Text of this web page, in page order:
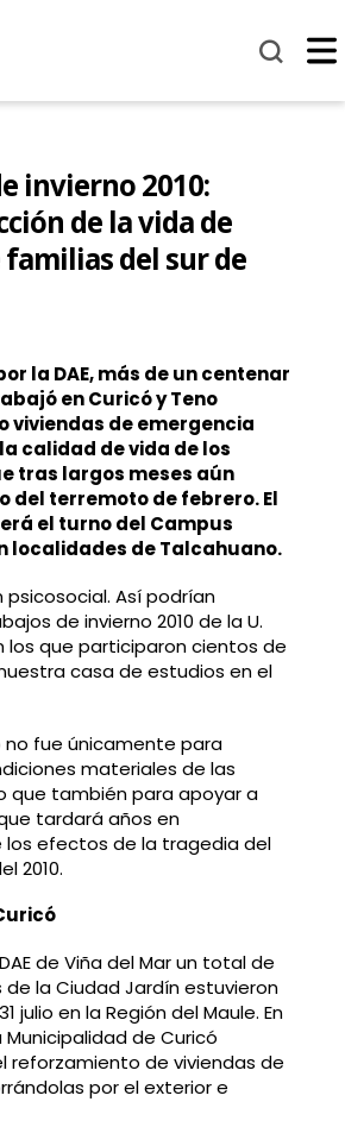
invierno 2010:
de la vida de
del sur de
la DAE, más de un centenar
en Curicó y Teno
viviendas de emergencia
calidad de vida de los
tras largos meses aún
del terremoto de febrero. El
el turno del Campus
localidades de Talcahuano.
psicosocial. Así podrían
de invierno 2010 de la U.
los que participaron cientos de
casa de estudios en el
no fue únicamente para
materiales de las
que también para apoyar a
tardará años en
los efectos de la tragedia del
2010.
de Viña del Mar un total de
la Ciudad Jardín estuvieron
julio en la Región del Maule. En
de Curicó
reforzamiento de viviendas de
por el exterior e